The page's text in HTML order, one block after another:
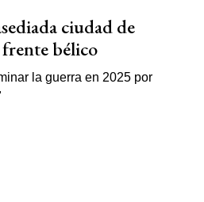
ciudad de
bélico